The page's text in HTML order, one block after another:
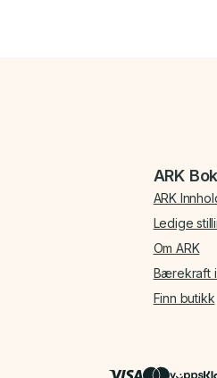
ARK
ARK
Ledige
Om ARK
Bærekraft i
Finn butikk